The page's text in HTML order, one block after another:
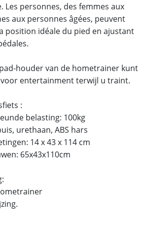
Les personnes, des femmes aux
aux personnes âgées, peuvent
position idéale du pied en ajustant
houder van de hometrainer kunt
entertainment terwijl u traint.
:
belasting: 100kg
urethaan, ABS hars
14 x 43 x 114 cm
65x43x110cm